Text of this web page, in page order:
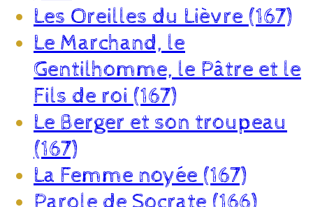
Les Oreilles du Lièvre (167)
Le Marchand, le
Gentilhomme, le Pâtre et le
Fils de roi (167)
Le Berger et son troupeau
(167)
La Femme noyée (167)